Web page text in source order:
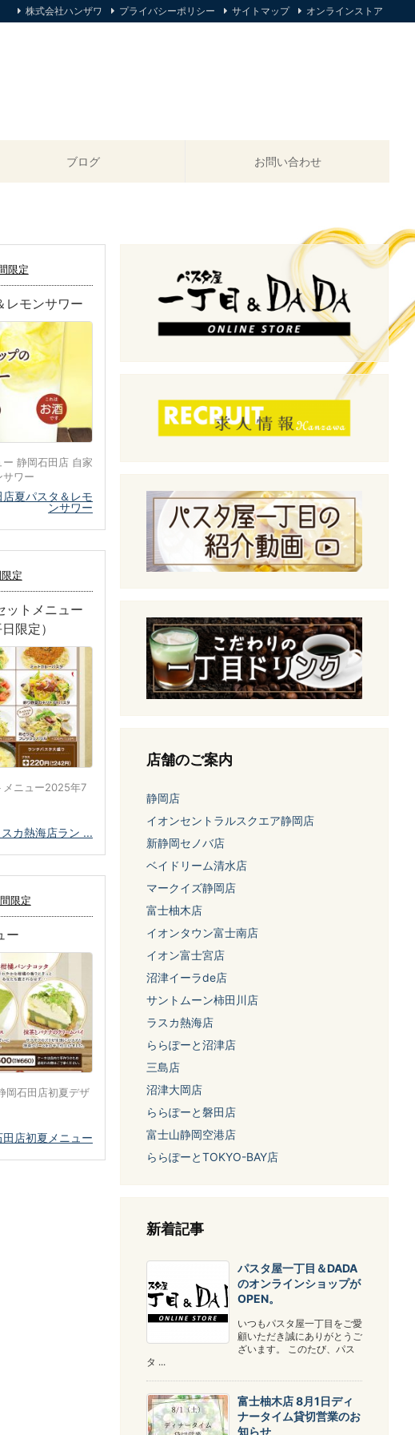
ブログ お問い合わせ
株式会社ハンザワ プライバシーポリシー サイトマップ オンラインストア
限定
レモンサワー
静岡石田店 自家
サワー
夏パスタ＆レモ
ンサワー
定
ットメニュー
限定）
メニュー2025年7
カ熱海店ラン ...
限定
ー
岡石田店初夏デザ
店初夏メニュー
店舗のご案内
静岡店
イオンセントラルスクエア静岡店
新静岡セノバ店
ベイドリーム清水店
マークイズ静岡店
富士柚木店
イオンタウン富士南店
イオン富士宮店
沼津イーラde店
サントムーン柿田川店
ラスカ熱海店
ららぽーと沼津店
三島店
沼津大岡店
ららぽーと磐田店
富士山静岡空港店
ららぽーとTOKYO-BAY店
新着記事
パスタ屋一丁目＆DADA
のオンラインショップが
OPEN。
いつもパスタ屋一丁目をご愛
顧いただき誠にありがとうご
ざいます。 このたび、パス
タ ...
富士柚木店 8月1日ディ
ナータイム貸切営業のお
知らせ